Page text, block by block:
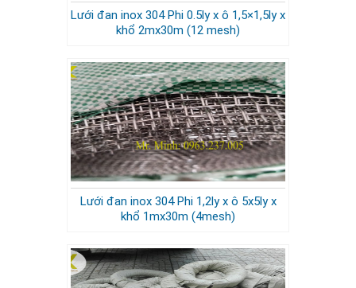
Lưới đan inox 304 Phi 0.5ly x ô 1,5×1,5ly x
khổ 2mx30m (12 mesh)
Lưới đan inox 304 Phi 1,2ly x ô 5x5ly x
khổ 1mx30m (4mesh)